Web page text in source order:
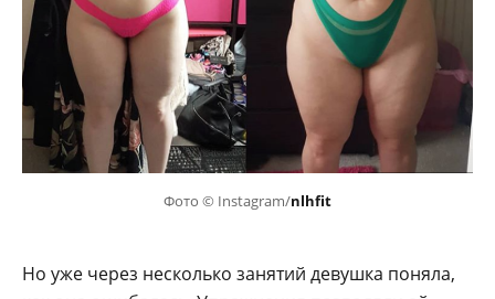
Фото © Instagram/nlhfit
Но уже через несколько занятий девушка поняла,